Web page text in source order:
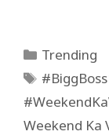
Categories
Trending
Tags
Weekend Ka